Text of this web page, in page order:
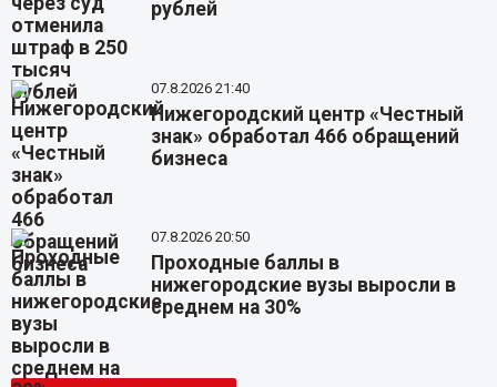
рублей
07.8.2026 21:40
Нижегородский центр «Честный
знак» обработал 466 обращений
бизнеса
07.8.2026 20:50
Проходные баллы в
нижегородские вузы выросли в
среднем на 30%